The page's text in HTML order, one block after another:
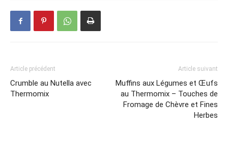
Article précédent
Crumble au Nutella avec
Thermomix
Article suivant
Muffins aux Légumes et Œufs
au Thermomix – Touches de
Fromage de Chèvre et Fines
Herbes